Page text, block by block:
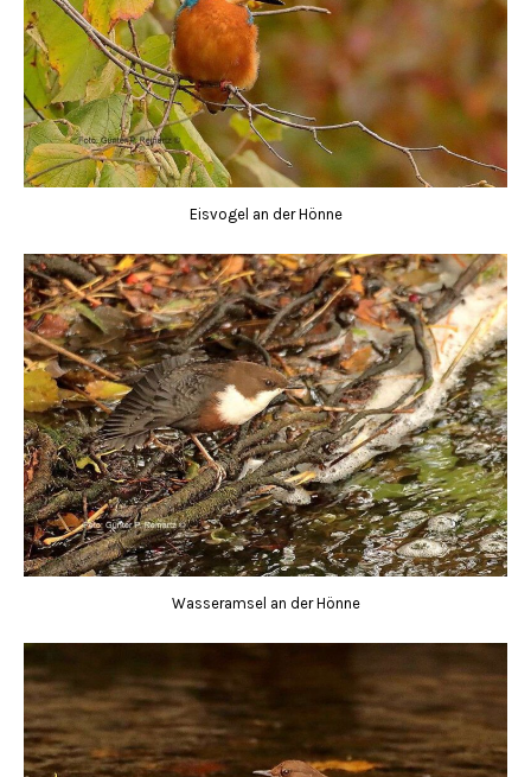
Eisvogel an der Hönne
Wasseramsel an der Hönne